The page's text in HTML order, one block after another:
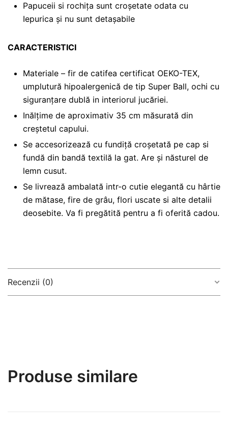
Papuceii si rochița sunt croșetate odata cu
Iepurica și nu sunt detașabile
CARACTERISTICI
Materiale – fir de catifea certificat OEKO-TEX,
umplutură hipoalergenică de tip Super Ball, ochi cu
siguranțare dublă in interiorul jucăriei.
Inălțime de aproximativ 35 cm măsurată din
creștetul capului.
Se accesorizează cu fundiță croșetată pe cap si
fundă din bandă textilă la gat. Are și năsturel de
lemn cusut.
Se livrează ambalată intr-o cutie elegantă cu hârtie
de mătase, fire de grâu, flori uscate si alte detalii
deosebite. Va fi pregătită pentru a fi oferită cadou.
Recenzii (0)
Produse similare